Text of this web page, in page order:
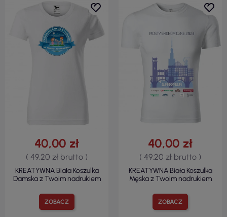
ZOBACZ
40,00 zł
( 49,20 zł brutto )
KREATYWNA Biała Koszulka
Damska z Twoim nadrukiem
ZOBACZ
40,00 zł
( 49,20 zł brutto )
KREATYWNA Biała Koszulka
Męska z Twoim nadrukiem